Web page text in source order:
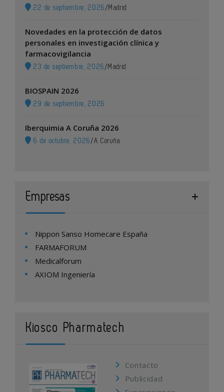
22 de septiembre, 2026 / Madrid
Novedades en la protección de datos
personales en investigación clínica y
farmacovigilancia
23 de septiembre, 2026 / Madrid
BIOSPAIN 2026
29 de septiembre, 2026
Iberquimia A Coruña 2026
6 de octubre, 2026 /A Coruña
Empresas
Nippon Sanso Homecare España
FARMAFORUM
Medicalforum
AXIOM Ingeniería
Kiosco Pharmatech
Contacto
Publicidad